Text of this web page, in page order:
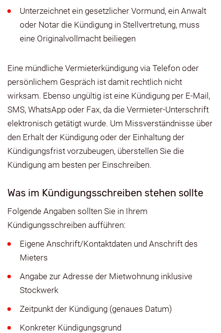
Unterzeichnet ein gesetzlicher Vormund, ein Anwalt
oder Notar die Kündigung in Stellvertretung, muss
eine Originalvollmacht beiliegen
Eine mündliche Vermieterkündigung via Telefon oder
persönlichem Gespräch ist damit rechtlich nicht
wirksam. Ebenso ungültig ist eine Kündigung per E-Mail,
SMS, WhatsApp oder Fax, da die Vermieter-Unterschrift
elektronisch getätigt wurde. Um Missverständnisse über
den Erhalt der Kündigung oder der Einhaltung der
Kündigungsfrist vorzubeugen, überstellen Sie die
Kündigung am besten per Einschreiben.
Was im Kündigungsschreiben stehen sollte
Folgende Angaben sollten Sie in Ihrem
Kündigungsschreiben aufführen:
Eigene Anschrift/Kontaktdaten und Anschrift des
Mieters
Angabe zur Adresse der Mietwohnung inklusive
Stockwerk
Zeitpunkt der Kündigung (genaues Datum)
Konkreter Kündigungsgrund